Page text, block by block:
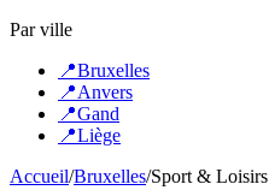
Par ville
📍Bruxelles
📍Anvers
📍Gand
📍Liège
Accueil/Bruxelles/Sport & Loisirs